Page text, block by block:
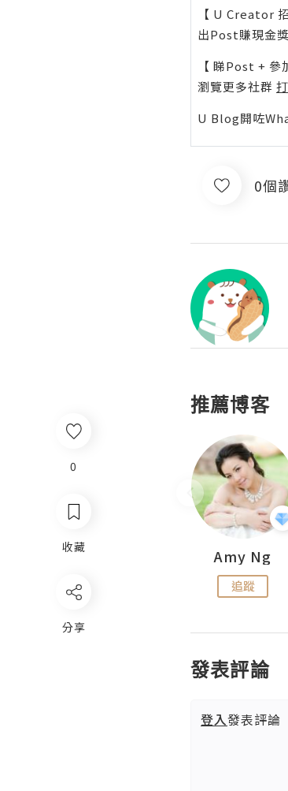
0
收藏
分享
【 U Creator 招
出Post賺現金
【 睇Post + 參
瀏覽更多社群
U Blog開咗
0個
推薦博客
Amy Ng
追蹤
發表評論
登入發表評論